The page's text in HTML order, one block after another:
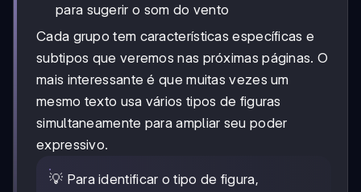
para sugerir o som do vento
Cada grupo tem características específicas e
subtipos que veremos nas próximas páginas. O
mais interessante é que muitas vezes um
mesmo texto usa vários tipos de figuras
simultaneamente para ampliar seu poder
expressivo.
💡 Para identificar o tipo de figura,